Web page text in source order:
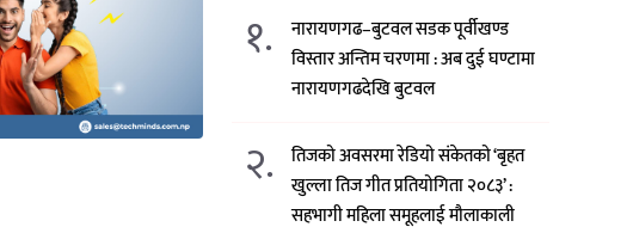
१.
नारायणगढ–बुटवल सडक पूर्वीखण्ड
विस्तार अन्तिम चरणमा : अब दुई घण्टामा
नारायणगढदेखि बुटवल
२.
तिजको अवसरमा रेडियो संकेतको ‘बृहत
खुल्ला तिज गीत प्रतियोगिता २०८३’ :
सहभागी महिला समूहलाई मौलाकाली